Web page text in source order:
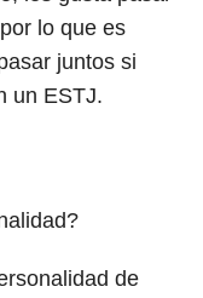
lo que es
juntos si
un ESTJ.
de